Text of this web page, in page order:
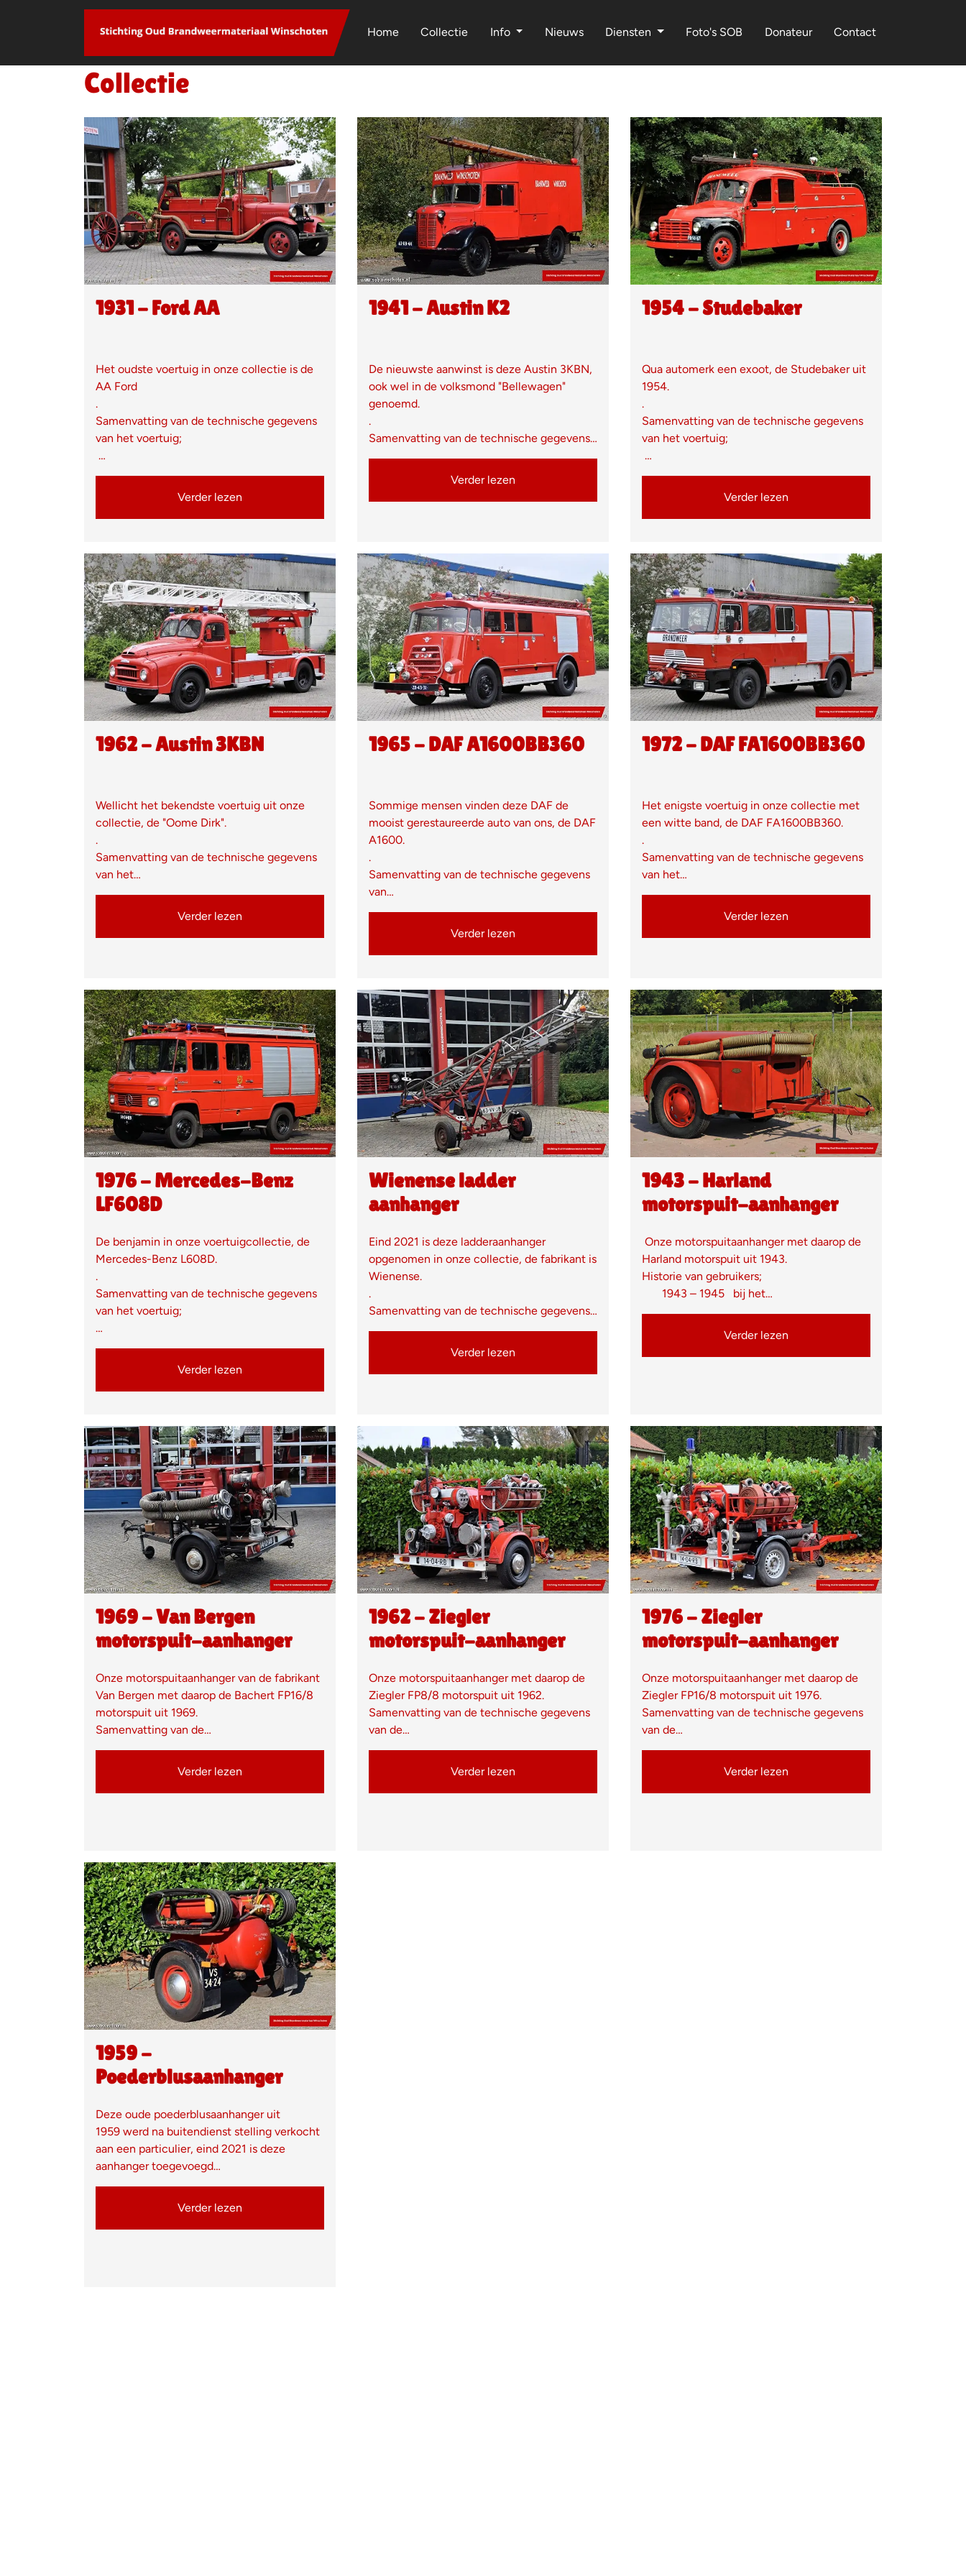
Home
Collectie Info Nieuws Diensten Foto's SOB Donateur Contact
Collectie
1931 - Ford AA
Het oudste voertuig in onze collectie is de
AA Ford
.
Samenvatting van de technische gegevens
van het voertuig;
…
Verder lezen
1941 - Austin K2
De nieuwste aanwinst is deze Austin 3KBN,
ook wel in de volksmond "Bellewagen"
genoemd.
.
Samenvatting van de technische gegevens…
Verder lezen
1954 - Studebaker
Qua automerk een exoot, de Studebaker uit
1954.
.
Samenvatting van de technische gegevens
van het voertuig;
…
Verder lezen
1962 - Austin 3KBN
Wellicht het bekendste voertuig uit onze
collectie, de "Oome Dirk".
.
Samenvatting van de technische gegevens
van het…
Verder lezen
1965 - DAF A1600BB360
Sommige mensen vinden deze DAF de
mooist gerestaureerde auto van ons, de DAF
A1600.
.
Samenvatting van de technische gegevens
van…
Verder lezen
1972 - DAF FA1600BB360
Het enigste voertuig in onze collectie met
een witte band, de DAF FA1600BB360.
.
Samenvatting van de technische gegevens
van het…
Verder lezen
1976 - Mercedes-Benz
LF608D
De benjamin in onze voertuigcollectie, de
Mercedes-Benz L608D.
.
Samenvatting van de technische gegevens
van het voertuig;
…
Verder lezen
Wienense ladder
aanhanger
Eind 2021 is deze ladderaanhanger
opgenomen in onze collectie, de fabrikant is
Wienense.
.
Samenvatting van de technische gegevens…
Verder lezen
1943 - Harland
motorspuit-aanhanger
Onze motorspuitaanhanger met daarop de
Harland motorspuit uit 1943.
Historie van gebruikers;
1943 – 1945 bij het…
Verder lezen
1969 - Van Bergen
motorspuit-aanhanger
Onze motorspuitaanhanger van de fabrikant
Van Bergen met daarop de Bachert FP16/8
motorspuit uit 1969.
Samenvatting van de…
Verder lezen
1962 - Ziegler
motorspuit-aanhanger
Onze motorspuitaanhanger met daarop de
Ziegler FP8/8 motorspuit uit 1962.
Samenvatting van de technische gegevens
van de…
Verder lezen
1976 - Ziegler
motorspuit-aanhanger
Onze motorspuitaanhanger met daarop de
Ziegler FP16/8 motorspuit uit 1976.
Samenvatting van de technische gegevens
van de…
Verder lezen
1959 -
Poederblusaanhanger
Deze oude poederblusaanhanger uit
1959 werd na buitendienst stelling verkocht
aan een particulier, eind 2021 is deze
aanhanger toegevoegd…
Verder lezen